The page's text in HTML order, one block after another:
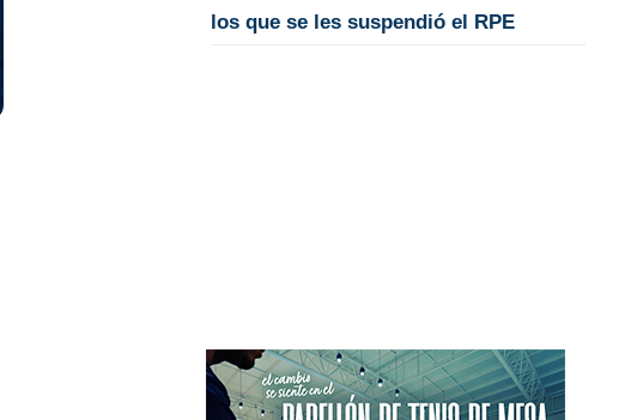
los que se les suspendió el RPE